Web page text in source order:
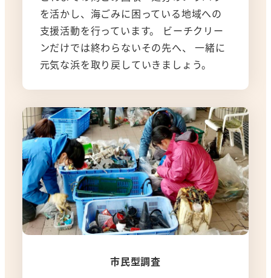
を活かし、海ごみに困っている地域への
支援活動を行っています。 ビーチクリー
ンだけでは終わらないその先へ、 一緒に
元気な浜を取り戻していきましょう。
市民型調査